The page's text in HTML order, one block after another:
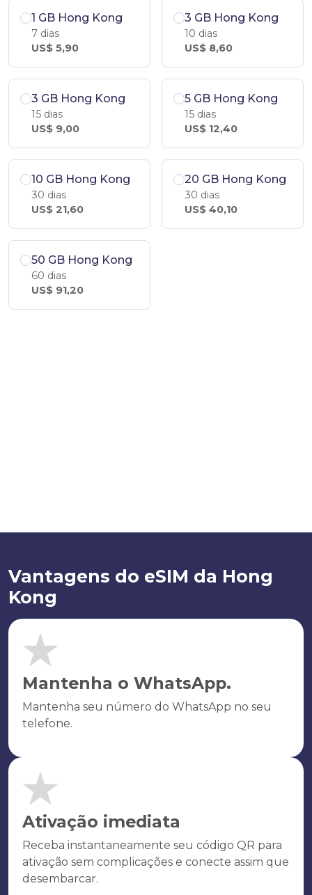
1 GB Hong Kong
7 dias
US$ 5,90
3 GB Hong Kong
10 dias
US$ 8,60
3 GB Hong Kong
15 dias
US$ 9,00
5 GB Hong Kong
15 dias
US$ 12,40
10 GB Hong Kong
30 dias
US$ 21,60
20 GB Hong Kong
30 dias
US$ 40,10
50 GB Hong Kong
60 dias
US$ 91,20
Vantagens do eSIM da Hong
Kong
Mantenha o WhatsApp.
Mantenha seu número do WhatsApp no seu
telefone.
Ativação imediata
Receba instantaneamente seu código QR para
ativação sem complicações e conecte assim que
desembarcar.